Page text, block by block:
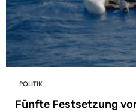
POLITIK
Fünfte Festsetzung